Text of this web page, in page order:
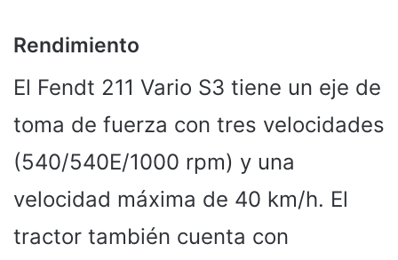
Rendimiento
El Fendt 211 Vario S3 tiene un eje de
toma de fuerza con tres velocidades
(540/540E/1000 rpm) y una
velocidad máxima de 40 km/h. El
tractor también cuenta con